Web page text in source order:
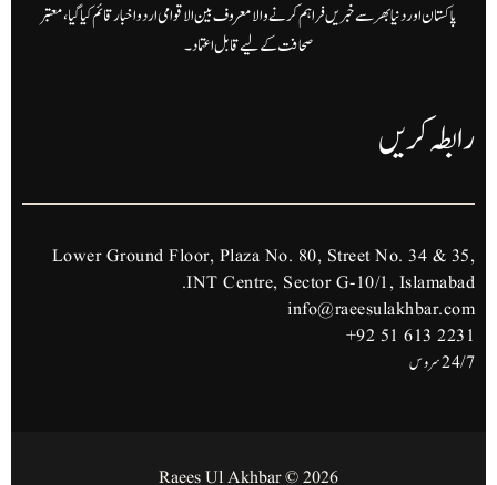
پاکستان اور دنیا بھر سے خبریں فراہم کرنے والا معروف بین الاقوامی اردو اخبار قائم کیا گیا، معتبر
صحافت کے لیے قابل اعتماد۔
رابطہ کریں
Lower Ground Floor, Plaza No. 80, Street No. 34 & 35,
INT Centre, Sector G-10/1, Islamabad.
info@raeesulakhbar.com
+92 51 613 2231
24/7 سروس
2026 © Raees Ul Akhbar